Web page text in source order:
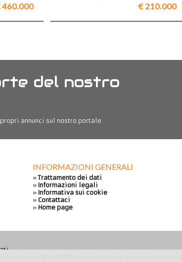
460.000 € 210.000
del nostro
annunci sul nostro portale
INFORMAZIONI GENERALI
»Trattamento dei dati
» Informazioni legali
» Informativa sui cookie
» Contattaci
» Home page